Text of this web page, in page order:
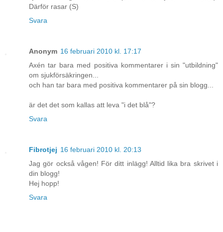
Därför rasar (S)
Svara
Anonym 16 februari 2010 kl. 17:17
Axén tar bara med positiva kommentarer i sin "utbildning"
om sjukförsäkringen...
och han tar bara med positiva kommentarer på sin blogg...
är det det som kallas att leva "i det blå"?
Svara
Fibrotjej 16 februari 2010 kl. 20:13
Jag gör också vågen! För ditt inlägg! Alltid lika bra skrivet i
din blogg!
Hej hopp!
Svara